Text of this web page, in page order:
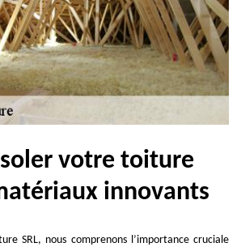
votre toiture
innovants
SRL, nous comprenons l’importance cruciale